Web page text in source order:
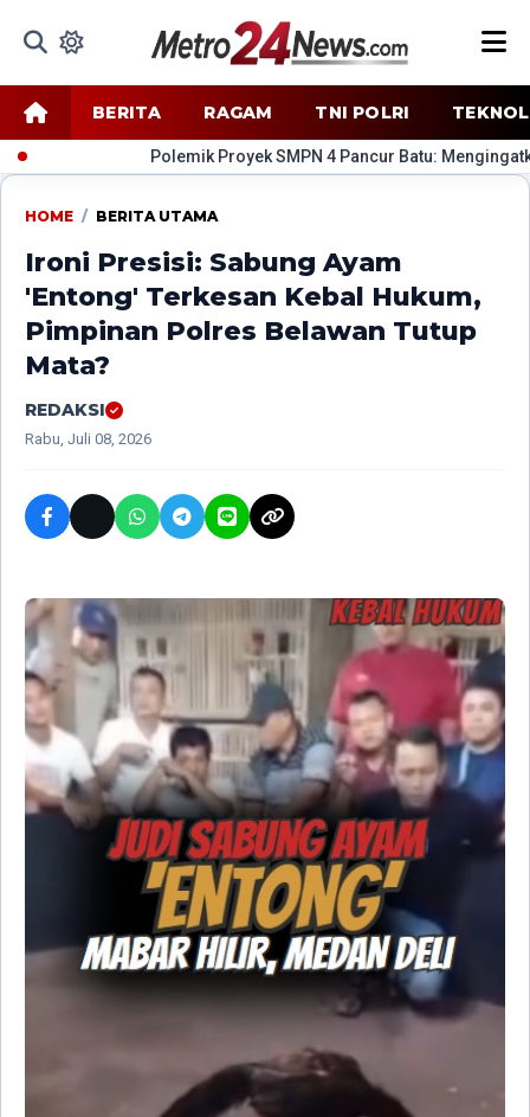
BERITA RAGAM TNI POLRI
​Polemik Proyek SMPN 4 Pancur Batu:
HOME / BERITA UTAMA
Ironi Presisi: Sabung Ayam
'Entong' Terkesan Kebal Hukum,
Pimpinan Polres Belawan Tutup
Mata?
REDAKSI
Rabu, Juli 08, 2026